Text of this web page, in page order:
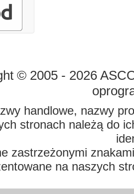
© 2005 - 2026
handlowe, nazwy
stronach należą do
zastrzeżonymi
na naszych